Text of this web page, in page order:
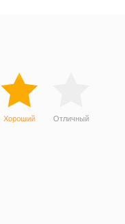
Хороший Отличный